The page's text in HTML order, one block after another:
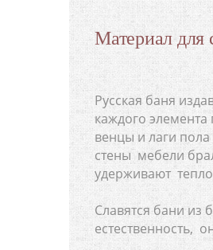
Материал для
Русская баня
каждого
венцы и лаги
стены мебели
удерживают
Славятся бани
естественность,